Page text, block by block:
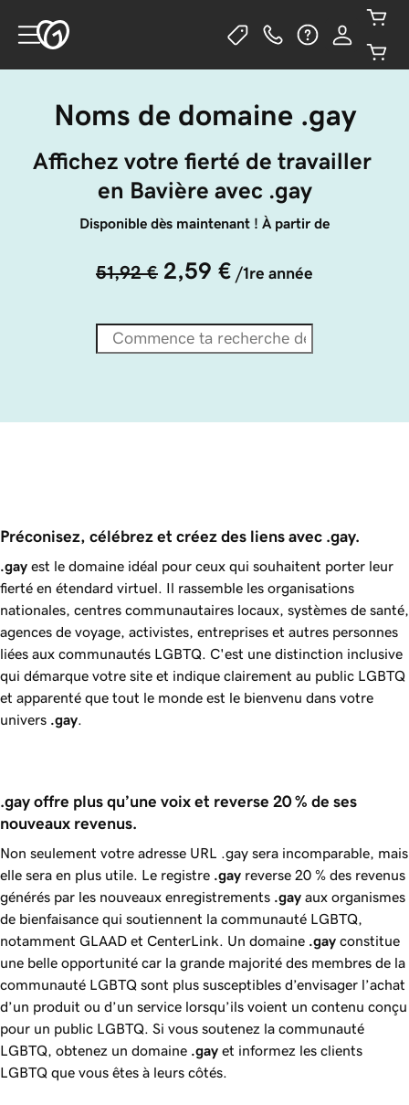
Noms de domaine .gay
Affichez votre fierté de travailler
en Bavière avec .gay
Disponible dès maintenant ! À partir de
51,92 € 2,59 € /1re année
Préconisez, célébrez et créez des liens avec .gay.
.gay est le domaine idéal pour ceux qui souhaitent porter leur
fierté en étendard virtuel. Il rassemble les organisations
nationales, centres communautaires locaux, systèmes de santé,
agences de voyage, activistes, entreprises et autres personnes
liées aux communautés LGBTQ. C'est une distinction inclusive
qui démarque votre site et indique clairement au public LGBTQ
et apparenté que tout le monde est le bienvenu dans votre
univers .gay
.gay offre plus qu’une voix et reverse 20 % de ses
nouveaux revenus.
Non seulement votre adresse URL .gay sera incomparable, mais
elle sera en plus utile. Le registre .gay reverse 20 % des revenus
générés par les nouveaux enregistrements .gay aux organismes
de bienfaisance qui soutiennent la communauté LGBTQ,
notamment GLAAD et CenterLink. Un domaine .gay constitue
une belle opportunité car la grande majorité des membres de la
communauté LGBTQ sont plus susceptibles d’envisager l’achat
d’un produit ou d’un service lorsqu’ils voient un contenu conçu
pour un public LGBTQ. Si vous soutenez la communauté
LGBTQ, obtenez un domaine .gay et informez les clients
LGBTQ que vous êtes à leurs côtés.